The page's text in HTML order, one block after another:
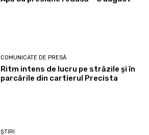
COMUNICATE DE PRESĂ
Ritm intens de lucru pe străzile și în
parcările din cartierul Precista
ȘTIRI